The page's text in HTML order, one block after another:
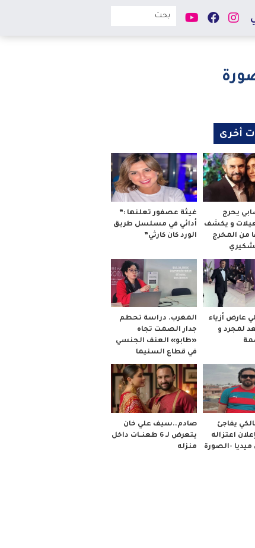
أخرى
يحرج
و يكشف
من المخرج
غيثة عصفور تعلنها :”
أدائي في مسلسل طريق
الورد كان كارثي”
عارض أزياء
لمجرد و
المغرب. دراسة تحطم
جدار الصمت تجاه
«طابو» العنف الجنسي
في قطاع السنيما
يفاجئ
اعتزاله
-الصورة
صادم..سيف علي خان
يتعرض لـ 6 طعنــات داخل
منزله